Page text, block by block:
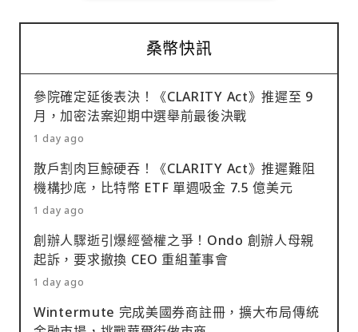
桑幣快訊
參院確定延後表決！《CLARITY Act》推遲至 9
月，加密法案迎期中選舉前最後決戰
1 day ago
散戶割肉巨鯨硬吞！《CLARITY Act》推遲難阻
機構抄底，比特幣 ETF 單週吸金 7.5 億美元
1 day ago
創辦人驟逝引爆經營權之爭！Ondo 創辦人母親
起訴，要求撤換 CEO 重組董事會
1 day ago
Wintermute 完成美國券商註冊，擴大布局傳統